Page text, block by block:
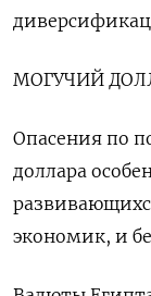
МОГУЧИЙ
Опасения по
доллара
экономик, и